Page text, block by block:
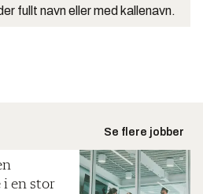
fullt navn eller med kallenavn.
Se flere jobber
en stor